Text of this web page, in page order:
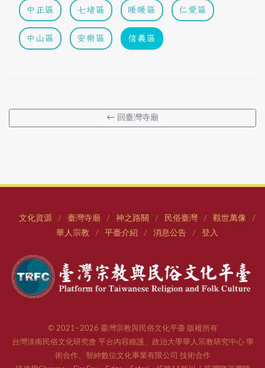
中正區 七堵區 暖暖區 仁愛區
中山區 安樂區 信義區
← 回臺灣寺廟
文化資源 / 臺灣寺廟 / 神之路關 / 民俗臺灣 / 觀世萬像 /
華人宗教 / 平臺介紹 / 消息公告 / 登入
© 2021–2026 臺灣宗教與民俗文化平臺 版權所有
台灣淡南民俗文化研究會 平台內容維護、政治大學華人宗教研究中心 學
術合作、智紳數位文化事業有限公司 技術合作